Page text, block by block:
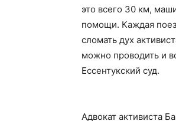
это всего 30 км,
помощи. Каждая
сломать дух
можно проводить и
Ессентукский суд.
Адвокат активиста